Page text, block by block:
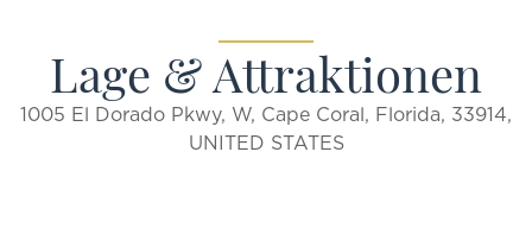
Lage & Attraktionen
1005 El Dorado Pkwy, W, Cape Coral, Florida, 33914,
UNITED STATES